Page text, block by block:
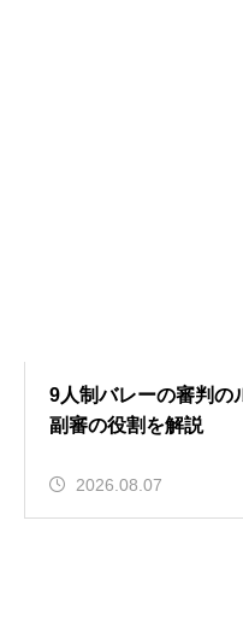
9人制バレーの審判の
副審の役割を解説
2026.08.07